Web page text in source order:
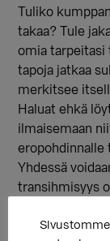
Tuliko
takaa? Tule
omia tarpeitasi
tapoja jatkaa
merkitsee
Haluat ehkä
ilmaisemaan
eropohdinnalle
Yhdessä
transihmisyys
keskustellaan